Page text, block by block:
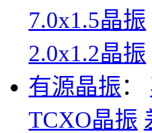
7.0x1.5晶振
2.0x1.2晶振
有源晶振：
TCXO晶振